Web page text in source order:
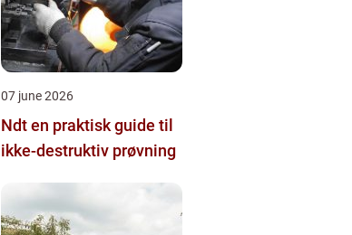
07 june 2026
Ndt en praktisk guide til
ikke-destruktiv prøvning